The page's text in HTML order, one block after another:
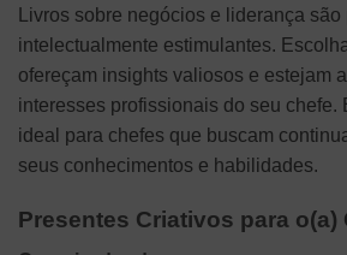
Livros sobre negócios e liderança são
intelectualmente estimulantes.
ofereçam insights valiosos e estejam
interesses profissionais do seu chefe.
ideal para chefes que buscam
seus conhecimentos e habilidades.
Presentes Criativos para o(a)